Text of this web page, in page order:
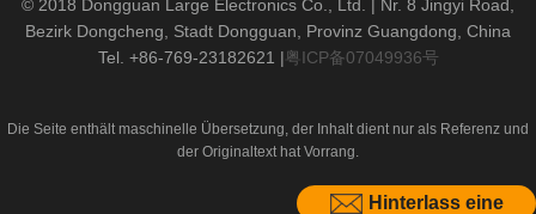
Hinterlass eine
© 2018 Dongguan Large Electronics Co., Ltd. | Nr. 8 Jingyi Road,
Bezirk Dongcheng, Stadt Dongguan, Provinz Guangdong, China
Tel. +86-769-23182621 |粤ICP备07049936号
Die Seite enthält maschinelle Übersetzung, der Inhalt dient nur als Referenz und
der Originaltext hat Vorrang.